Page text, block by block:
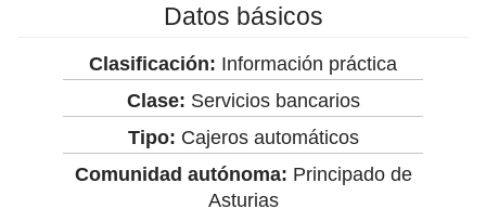
Datos básicos
Clasificación: Información práctica
Clase: Servicios bancarios
Tipo: Cajeros automáticos
Comunidad autónoma: Principado de
Asturias